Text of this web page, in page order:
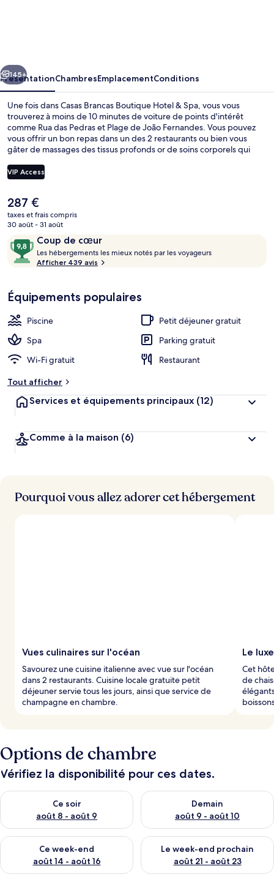
&
Spa
Suivant
145+
PrésentationChambresEmplacementConditions
Une fois dans Casas Brancas Boutique Hotel & Spa, vous vous
trouverez à moins de 10 minutes de voiture de points d'intérêt
comme Rua das Pedras et Plage de João Fernandes. Vous pouvez
vous offrir un bon repas dans un des 2 restaurants ou bien vous
gâter de massages des tissus profonds or de soins corporels qui
de luxe, on trouve une piscine extérieure, un bar en bord de piscine
et un centre de remise en forme, l'idéal pour des vacances sans
VIP Access
Le
prix
actuel
de
287 €.
287 €
taxes et frais compris
30 août - 31 août
Avis
voyageurs
Coup de cœur
9,8
sur
10,
cœur
Les hébergements les mieux notés par les voyageurs
b
e
r
n
i
e
r
s
Afficher 439 avis
Équipements populaires
Piscine
Petit déjeuner gratuit
Spa
Parking gratuit
Wi-Fi gratuit
Restaurant
Tout afficher
Services et équipements principaux (12)
Comme à la maison (6)
Pourquoi vous allez adorer cet hébergement
Vues culinaires sur l'océan
Savourez une cuisine italienne avec vue sur l'océan
dans 2 restaurants. Cuisine locale gratuite petit
déjeuner servie tous les jours, ainsi que service de
champagne en chambre.
Le
Cet
de
Options de chambre
Vérifiez la disponibilité pour ces dates.
Ce soir
août 8 - août 9
Vérifier la disponibilité pour ce soir août 8 - août 9
Demain
août 9 - août 10
Vérifier la disponibilité pour
Ce week-end
août 14 - août 16
Vérifier la disponibilité pour ce week-end août 14 - août 16
Le week-end prochain
août 21 - août 23
Vérifier la disponibilité pour